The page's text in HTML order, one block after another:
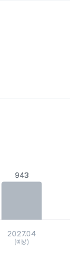
943
943
2027.04
(예상)